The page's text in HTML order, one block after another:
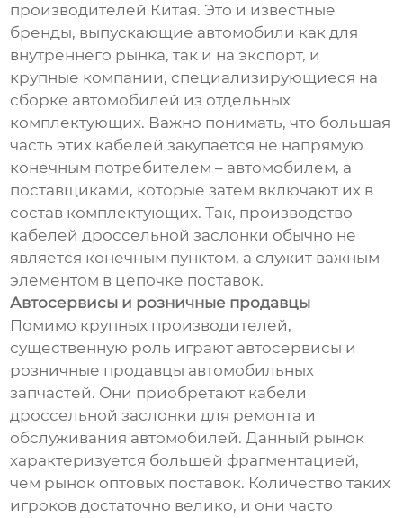
производителей Китая. Это и известные
бренды, выпускающие автомобили как для
внутреннего рынка, так и на экспорт, и
крупные компании, специализирующиеся на
сборке автомобилей из отдельных
комплектующих. Важно понимать, что большая
часть этих кабелей закупается не напрямую
конечным потребителем – автомобилем, а
поставщиками, которые затем включают их в
состав комплектующих. Так, производство
кабелей дроссельной заслонки обычно не
является конечным пунктом, а служит важным
элементом в цепочке поставок.
Автосервисы и розничные продавцы
Помимо крупных производителей,
существенную роль играют автосервисы и
розничные продавцы автомобильных
запчастей. Они приобретают кабели
дроссельной заслонки для ремонта и
обслуживания автомобилей. Данный рынок
характеризуется большей фрагментацией,
чем рынок оптовых поставок. Количество таких
игроков достаточно велико, и они часто